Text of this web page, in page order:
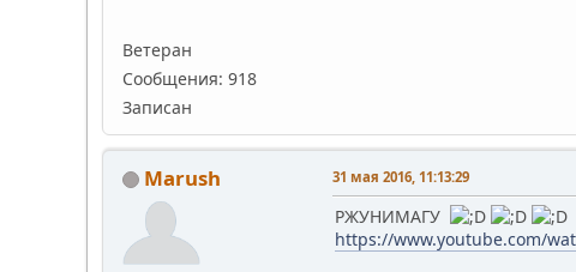
Ветеран
Сообщения: 918
Записан
Marush 31 мая 2016, 11:13:29
РЖУНИМАГУ
https://www.youtube.com/